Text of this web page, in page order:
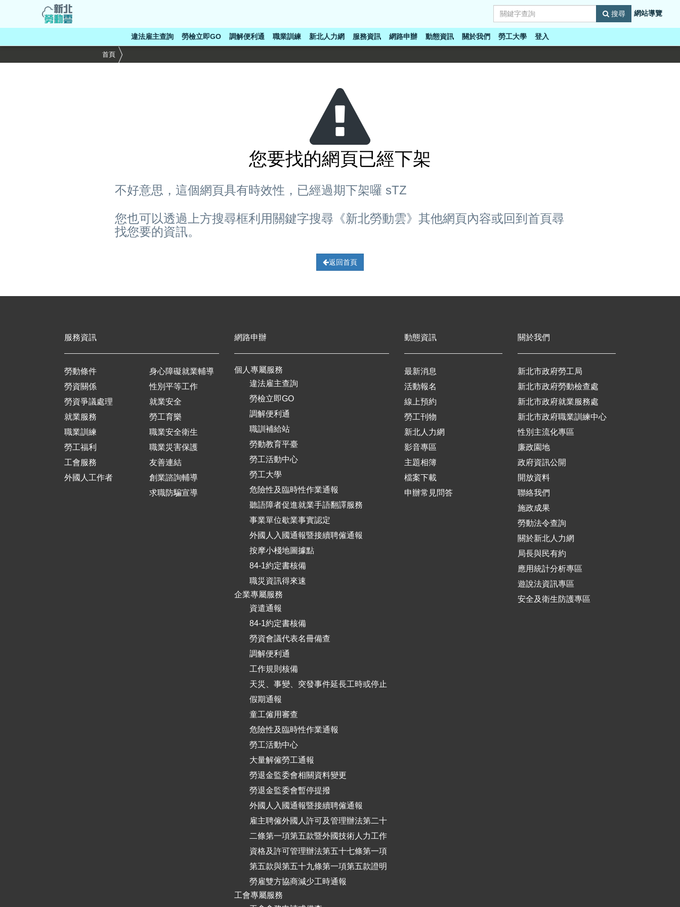
主
搜尋 網站導覽
違法雇主查詢 勞檢立即GO 調解便利通 職業訓練 新北人力網 服務資訊 網路申辦 動態資訊 關於我們 勞工大學 登入
首頁
您要找的網頁已經下架
不好意思，這個網頁具有時效性，已經過期下架囉 sTZ
您也可以透過上方搜尋框利用關鍵字搜尋《新北勞動雲》其他網頁內容或回到首頁尋
找您要的資訊。
返回首頁
服務資訊
勞動條件
勞資關係
勞資爭議處理
就業服務
職業訓練
勞工福利
工會服務
外國人工作者
身心障礙就業輔導
性別平等工作
就業安全
勞工育樂
職業安全衛生
職業災害保護
友善連結
創業諮詢輔導
求職防騙宣導
網路申辦
個人專屬服務
違法雇主查詢
勞檢立即GO
調解便利通
職訓補給站
勞動教育平臺
勞工活動中心
勞工大學
危險性及臨時性作業通報
聽語障者促進就業手語翻譯服務
事業單位歇業事實認定
外國人入國通報暨接續聘僱通報
按摩小棧地圖據點
84-1約定書核備
職災資訊得來速
企業專屬服務
資遣通報
84-1約定書核備
勞資會議代表名冊備查
調解便利通
工作規則核備
天災、事變、突發事件延長工時或停止
假期通報
童工僱用審查
危險性及臨時性作業通報
勞工活動中心
大量解僱勞工通報
勞退金監委會相關資料變更
勞退金監委會暫停提撥
外國人入國通報暨接續聘僱通報
雇主聘僱外國人許可及管理辦法第二十
二條第一項第五款暨外國技術人力工作
資格及許可管理辦法第五十七條第一項
第五款與第五十九條第一項第五款證明
勞雇雙方協商減少工時通報
工會專屬服務
動態資訊
最新消息
活動報名
線上預約
勞工刊物
新北人力網
影音專區
主題相簿
檔案下載
申辦常見問答
關於我們
新北市政府勞工局
新北市政府勞動檢查處
新北市政府就業服務處
新北市政府職業訓練中心
性別主流化專區
廉政園地
政府資訊公開
開放資料
聯絡我們
施政成果
勞動法令查詢
關於新北人力網
局長與民有約
應用統計分析專區
遊說法資訊專區
安全及衛生防護專區